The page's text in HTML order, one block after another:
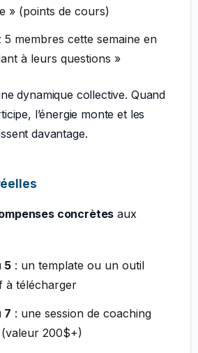
» (points de cours)
5 membres cette semaine en
à leurs questions »
dynamique collective. Quand
l’énergie monte et les
davantage.
concrètes aux
5: un template ou un outil
à télécharger
7 : une session de coaching
200$+)